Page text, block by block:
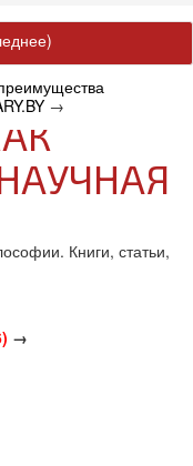
→
Книги, статьи,
→